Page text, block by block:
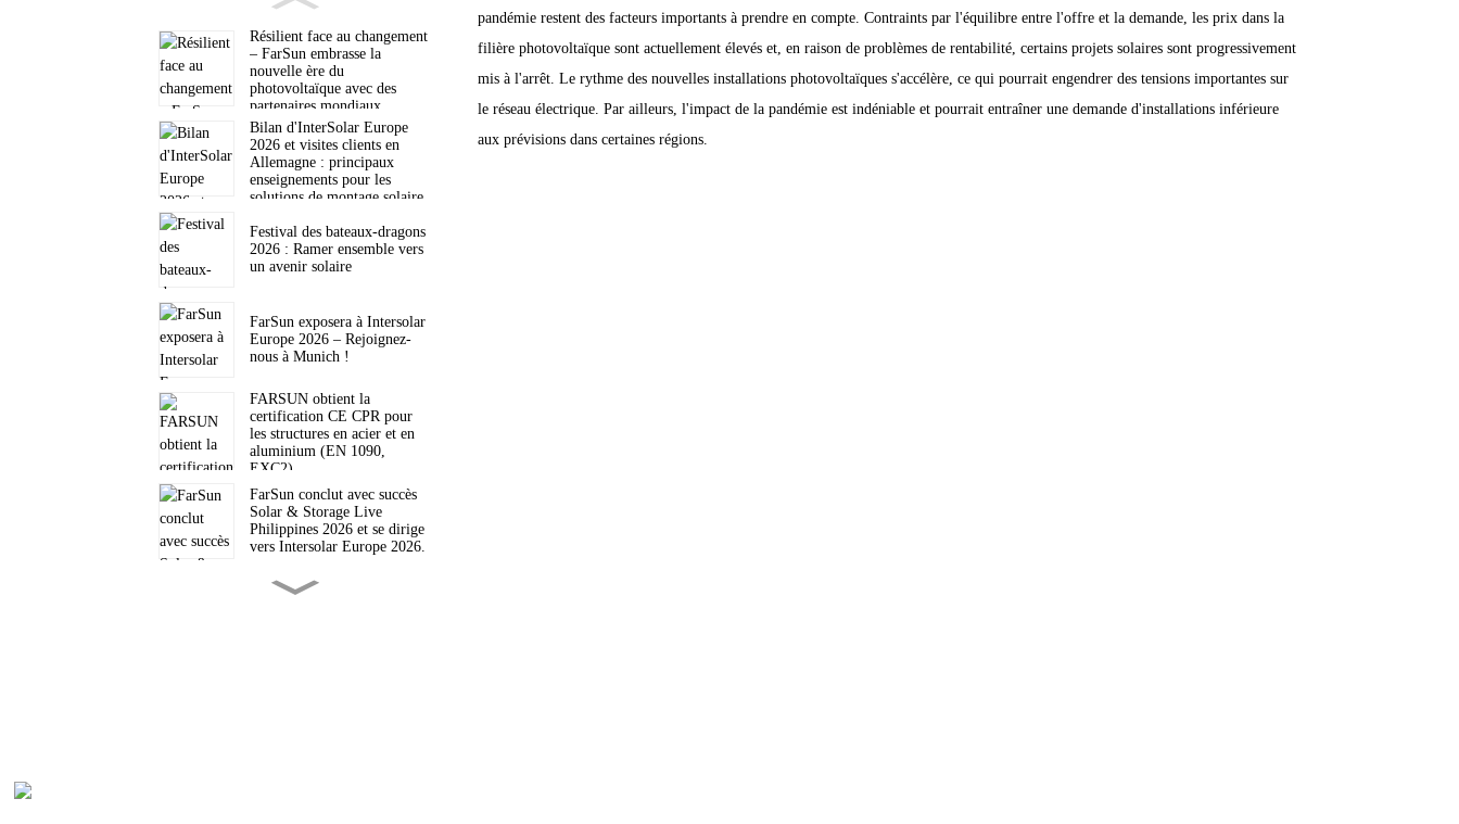
Résilient face au changement
– ​​FarSun embrasse la
nouvelle ère du
photovoltaïque avec des
partenaires mondiaux
Bilan d'InterSolar Europe
2026 et visites clients en
Allemagne : principaux
enseignements pour les
solutions de montage solaire
Festival des bateaux-dragons
2026 : Ramer ensemble vers
un avenir solaire
FarSun exposera à Intersolar
Europe 2026 – Rejoignez-
nous à Munich !
FARSUN obtient la
certification CE CPR pour
les structures en acier et en
aluminium (EN 1090,
EXC2)
FarSun conclut avec succès
Solar & Storage Live
Philippines 2026 et se dirige
vers Intersolar Europe 2026.
FarSun désignée meilleur
fournisseur pour l'exercice
pandémie restent des facteurs importants à prendre en compte. Contraints par l'équilibre entre l'offre et la demande, les prix dans la
filière photovoltaïque sont actuellement élevés et, en raison de problèmes de rentabilité, certains projets solaires sont progressivement
mis à l'arrêt. Le rythme des nouvelles installations photovoltaïques s'accélère, ce qui pourrait engendrer des tensions importantes sur
le réseau électrique. Par ailleurs, l'impact de la pandémie est indéniable et pourrait entraîner une demande d'installations inférieure
aux prévisions dans certaines régions.